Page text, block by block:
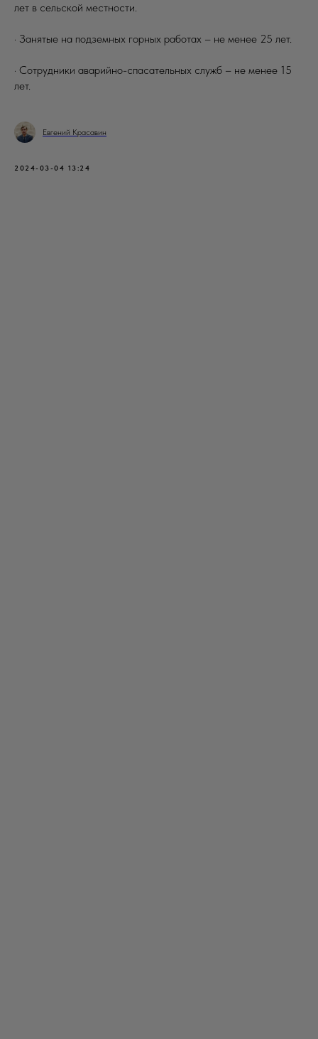
лет в сельской местности.
· Занятые на подземных горных работах – не менее 25 лет.
· Сотрудники аварийно-спасательных служб – не менее 15
лет.
Евгений Красавин
2024-03-04 13:24